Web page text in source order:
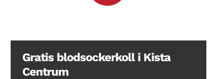
Gratis blodsockerkoll i Kista
Centrum